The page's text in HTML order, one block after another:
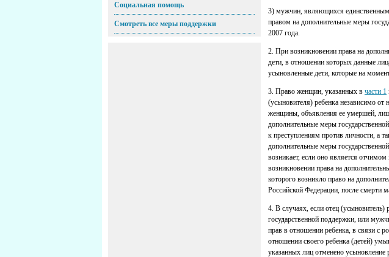
Социальная помощь
Смотреть все меры поддержки
3) мужчин, являющихся
правом на дополнительные меры
2007 года.
2. При возникновении права на
дети, в отношении которых данные
усыновленные дети, которые на
3. Право женщин, указанных в части 1
(усыновителя) ребенка независимо от
женщины, объявления ее умершей,
дополнительные меры
к преступлениям против личности, а
дополнительные меры
возникает, если оно является
возникновении права на
которого возникло право на
Российской Федерации, после смерти
4. В случаях, если отец (усыновитель)
государственной поддержки, или
прав в отношении ребенка, в связи с
отношении своего ребенка (детей)
указанных лиц отменено усыновление